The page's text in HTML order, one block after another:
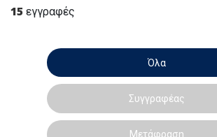
15 εγγραφές
Όλα
Συγγραφέας
Μετάφραση